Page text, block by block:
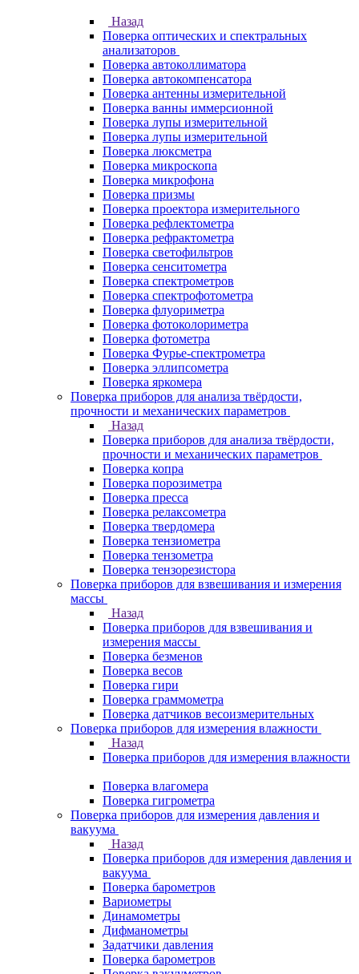
Назад
Поверка оптических и спектральных
анализаторов
Поверка автоколлиматора
Поверка автокомпенсатора
Поверка антенны измерительной
Поверка ванны иммерсионной
Поверка лупы измерительной
Поверка лупы измерительной
Поверка люксметра
Поверка микроскопа
Поверка микрофона
Поверка призмы
Поверка проектора измерительного
Поверка рефлектометра
Поверка рефрактометра
Поверка светофильтров
Поверка сенситометра
Поверка спектрометров
Поверка спектрофотометра
Поверка флуориметра
Поверка фотоколориметра
Поверка фотометра
Поверка Фурье-спектрометра
Поверка эллипсометра
Поверка яркомера
Поверка приборов для анализа твёрдости,
прочности и механических параметров
Назад
Поверка приборов для анализа твёрдости,
прочности и механических параметров
Поверка копра
Поверка порозиметра
Поверка пресса
Поверка релаксометра
Поверка твердомера
Поверка тензиометра
Поверка тензометра
Поверка тензорезистора
Поверка приборов для взвешивания и измерения
массы
Назад
Поверка приборов для взвешивания и
измерения массы
Поверка безменов
Поверка весов
Поверка гири
Поверка граммометра
Поверка датчиков весоизмерительных
Поверка приборов для измерения влажности
Назад
Поверка приборов для измерения влажности
Поверка влагомера
Поверка гигрометра
Поверка приборов для измерения давления и
вакуума
Назад
Поверка приборов для измерения давления и
вакуума
Поверка барометров
Вариометры
Динамометры
Дифманометры
Задатчики давления
Поверка барометров